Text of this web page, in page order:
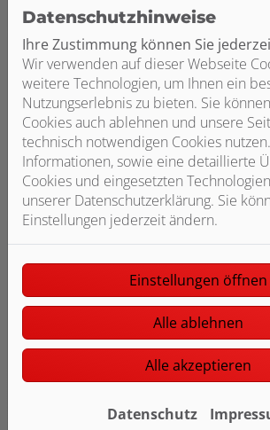
Planung
Fundierte Planung Ihrer
Transparenz
Detailliertes Angebot mit
Finanzierung und
Datenschutzhinweise
Ihre Zustimmung können Sie
Wir verwenden auf dieser Webseite
weitere Technologien, um Ihnen ein
Nutzungserlebnis zu bieten. Sie
Cookies auch ablehnen und unsere
technisch notwendigen Cookies
Informationen, sowie eine detaillierte
Cookies und eingesetzten
unserer Datenschutzerklärung. Sie
Einstellungen jederzeit ändern.
Einstellungen öffnen
Alle ablehnen
Alle akzeptieren
Datenschutz